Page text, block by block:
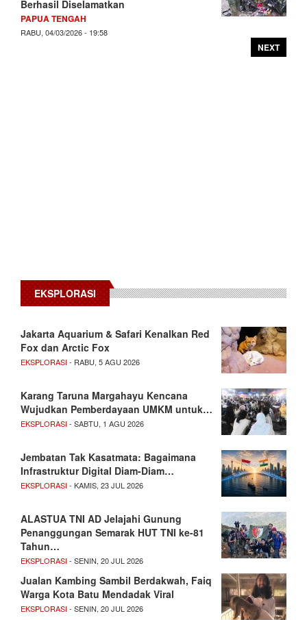
Berhasil Diselamatkan
PAPUA TENGAH
RABU, 04/03/2026 - 19:58
NEXT
EKSPLORASI
Jakarta Aquarium & Safari Kenalkan Red
Fox dan Arctic Fox
EKSPLORASI- RABU, 5 AGU 2026
Karang Taruna Margahayu Kencana
Wujudkan Pemberdayaan UMKM untuk…
EKSPLORASI- SABTU, 1 AGU 2026
Jembatan Tak Kasatmata: Bagaimana
Infrastruktur Digital Diam-Diam…
EKSPLORASI- KAMIS, 23 JUL 2026
ALASTUA TNI AD Jelajahi Gunung
Penanggungan Semarak HUT TNI ke-81
Tahun…
EKSPLORASI- SENIN, 20 JUL 2026
Jualan Kambing Sambil Berdakwah, Faiq
Warga Kota Batu Mendadak Viral
EKSPLORASI- SENIN, 20 JUL 2026